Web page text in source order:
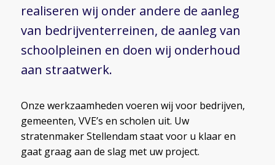
realiseren wij onder andere de aanleg
van bedrijventerreinen, de aanleg van
schoolpleinen en doen wij onderhoud
aan straatwerk.
Onze werkzaamheden voeren wij voor bedrijven,
gemeenten, VVE’s en scholen uit. Uw
stratenmaker Stellendam staat voor u klaar en
gaat graag aan de slag met uw project.